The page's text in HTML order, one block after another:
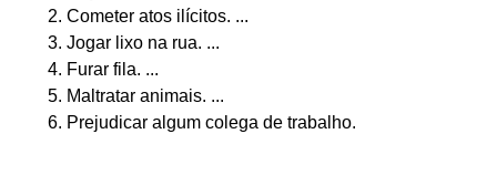
Cometer atos ilícitos. ...
Jogar lixo na rua. ...
Furar fila. ...
Maltratar animais. ...
Prejudicar algum colega de trabalho.